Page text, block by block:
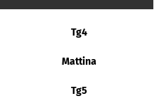
Tg4
Mattina
Tg5